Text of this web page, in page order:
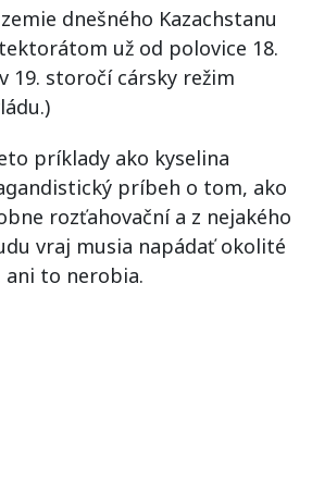
dnešného Kazachstanu
už od polovice 18.
19. storočí cársky režim
príklady ako kyselina
príbeh o tom, ako
rozťahovační a z nejakého
vraj musia napádať okolité
ani to nerobia.